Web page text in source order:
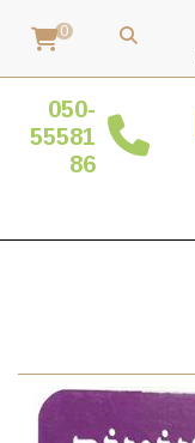
0
050-
55581
86